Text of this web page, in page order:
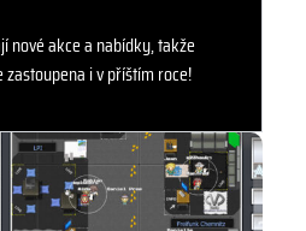
nové akce a nabídky, takže
i v příštím roce!